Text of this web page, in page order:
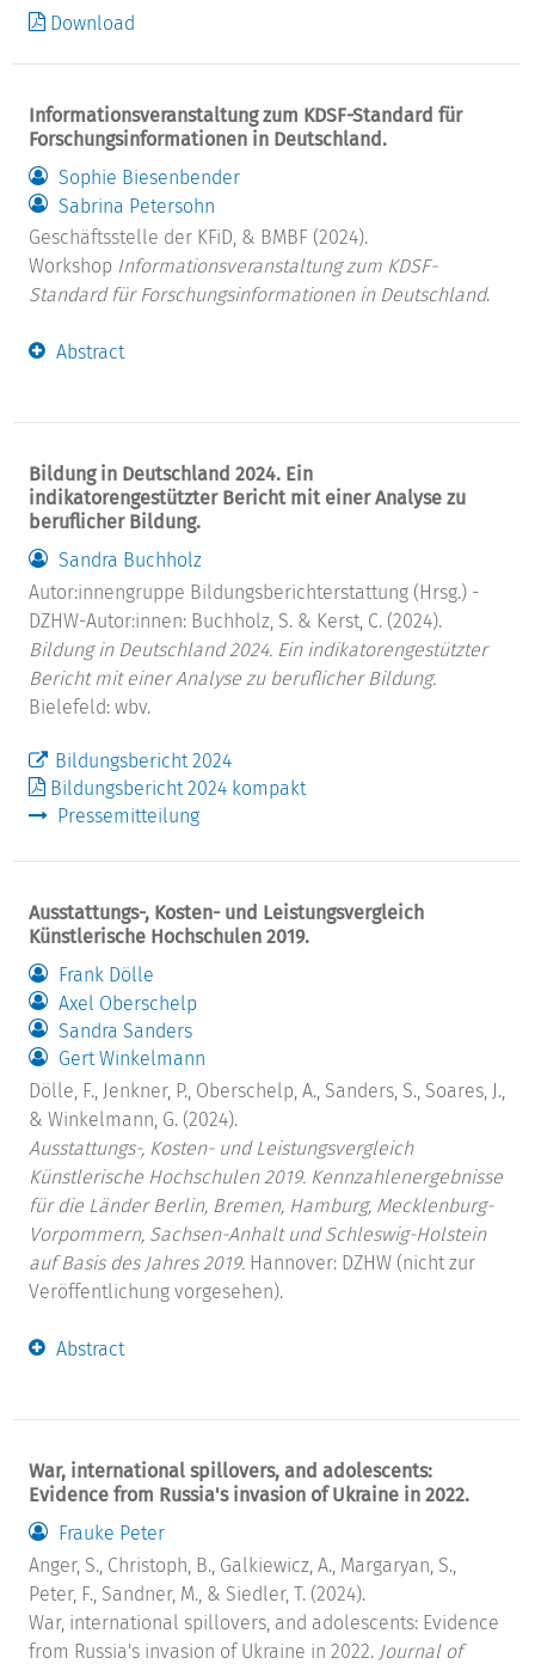
Download
Informationsveranstaltung zum KDSF-Standard für
Forschungsinformationen in Deutschland.
Sophie Biesenbender
Sabrina Petersohn
Geschäftsstelle der KFiD, & BMBF (2024).
Workshop Informationsveranstaltung zum KDSF-
Standard für Forschungsinformationen in Deutschland.
Abstract
Bildung in Deutschland 2024. Ein
indikatorengestützter Bericht mit einer Analyse zu
beruflicher Bildung.
Sandra Buchholz
Autor:innengruppe Bildungsberichterstattung (Hrsg.) -
DZHW-Autor:innen: Buchholz, S. & Kerst, C. (2024).
Bildung in Deutschland 2024. Ein indikatorengestützter
Bericht mit einer Analyse zu beruflicher Bildung.
Bielefeld: wbv.
Bildungsbericht 2024
Bildungsbericht 2024 kompakt
Pressemitteilung
Ausstattungs-, Kosten- und Leistungsvergleich
Künstlerische Hochschulen 2019.
Frank Dölle
Axel Oberschelp
Sandra Sanders
Gert Winkelmann
Dölle, F., Jenkner, P., Oberschelp, A., Sanders, S., Soares, J.,
& Winkelmann, G. (2024).
Ausstattungs-, Kosten- und Leistungsvergleich
Künstlerische Hochschulen 2019. Kennzahlenergebnisse
für die Länder Berlin, Bremen, Hamburg, Mecklenburg-
Vorpommern, Sachsen-Anhalt und Schleswig-Holstein
auf Basis des Jahres 2019. Hannover: DZHW (nicht zur
Veröffentlichung vorgesehen).
Abstract
War, international spillovers, and adolescents:
Evidence from Russia's invasion of Ukraine in 2022.
Frauke Peter
Anger, S., Christoph, B., Galkiewicz, A., Margaryan, S.,
Peter, F., Sandner, M., & Siedler, T. (2024).
War, international spillovers, and adolescents: Evidence
from Russia's invasion of Ukraine in 2022. Journal of